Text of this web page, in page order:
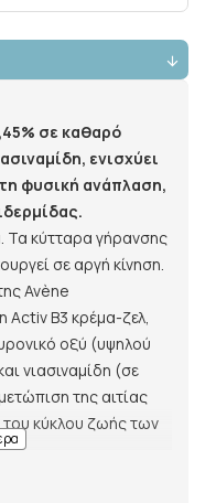
σε καθαρό
ενισχύει
φυσική ανάπλαση,
Τα κύτταρα γήρανσης
σε αργή κίνηση.
Avène
Activ B3 κρέμα-ζελ,
οξύ (υψηλού
νιασιναμίδη (σε
της αιτίας
κύκλου ζωής των